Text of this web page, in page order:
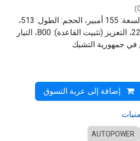
AT21 الجهد: 12 فولت، السعة: 155 أمبير، الحجم: الطول: 513،
العرض: 223، الارتفاع: 223، التعزيز (تثبيت القاعدة): B00، التيار
إضافة إلى عربة التسوق
AUTOPOWER